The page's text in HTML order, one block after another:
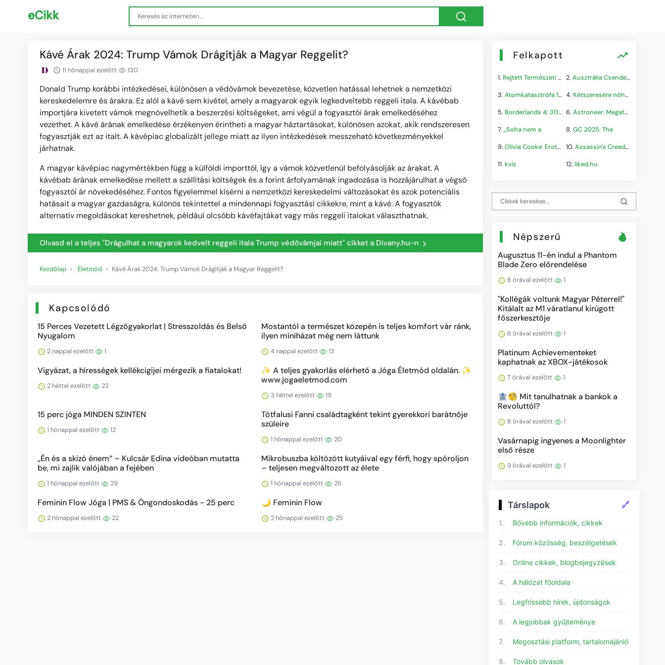
eCikk
Kávé Árak 2024: Trump Vámok Drágítják a Magyar Reggelit?
11 hónappal ezelőtt 130
Donald Trump korábbi intézkedései, különösen a védővámok bevezetése, közvetlen hatással lehetnek a nemzetközi
kereskedelemre és árakra. Ez alól a kávé sem kivétel, amely a magyarok egyik legkedveltebb reggeli itala. A kávébab
importjára kivetett vámok megnövelhetik a beszerzési költségeket, ami végül a fogyasztói árak emelkedéséhez
vezethet. A kávé árának emelkedése érzékenyen érintheti a magyar háztartásokat, különösen azokat, akik rendszeresen
fogyasztják ezt az italt. A kávépiac globalizált jellege miatt az ilyen intézkedések messzeható következményekkel
járhatnak.
A magyar kávépiac nagymértékben függ a külföldi importtól, így a vámok közvetlenül befolyásolják az árakat. A
kávébab árának emelkedése mellett a szállítási költségek és a forint árfolyamának ingadozása is hozzájárulhat a végső
fogyasztói ár növekedéséhez. Fontos figyelemmel kísérni a nemzetközi kereskedelmi változásokat és azok potenciális
hatásait a magyar gazdaságra, különös tekintettel a mindennapi fogyasztási cikkekre, mint a kávé. A fogyasztók
alternatív megoldásokat kereshetnek, például olcsóbb kávéfajtákat vagy más reggeli italokat választhatnak.
Olvasd el a teljes "Drágulhat a magyarok kedvelt reggeli itala Trump védővámjai miatt" cikket a Divany.hu-n
Kezdőlap Életmód Kávé Árak 2024: Trump Vámok Drágítják a Magyar Reggelit?
Kapcsolódó
15 Perces Vezetett Légzőgyakorlat | Stresszoldás és Belső
Nyugalom
2 nappal ezelőtt 1
Mostantól a természet közepén is teljes komfort vár ránk,
ilyen miniházat még nem láttunk
4 nappal ezelőtt 13
Vigyázat, a hírességek kellékcigijei mérgezik a fiatalokat!
2 héttel ezelőtt 23
✨ A teljes gyakorlás elérhető a Jóga Életmód oldalán. ✨
www.jogaeletmod.com
3 héttel ezelőtt 19
15 perc jóga MINDEN SZINTEN
1 hónappal ezelőtt 12
Tótfalusi Fanni családtagként tekint gyerekkori barátnője
szüleire
1 hónappal ezelőtt 20
„Én és a skizó énem” – Kulcsár Edina videóban mutatta
be, mi zajlik valójában a fejében
1 hónappal ezelőtt 29
Mikrobuszba költözött kutyáival egy férfi, hogy spóroljon
– teljesen megváltozott az élete
1 hónappal ezelőtt 26
Feminin Flow Jóga | PMS & Öngondoskodás - 25 perc
2 hónappal ezelőtt 22
🌙 Feminin Flow
2 hónappal ezelőtt 25
Felkapott
1. Rejtett Természeti Csoda 2. Ausztrália Csendes Összeomlása
3.Atomkatasztrófa 1985: A 4. Kétszeresére nőhet a
5. Borderlands 4: 300.000+ 6. Astroneer: Megatech DLC
7.„Soha nem a 8. GC 2025: The
9.Olivia Cooke: Erotikus 10. Assassin's Creed Shadows
11.kvíz 12. liked.hu
Népszerű
Augusztus 11-én indul a Phantom
Blade Zero előrendelése
8 órával ezelőtt 1
"Kollégák voltunk Magyar Péterrel!"
Kitálalt az M1 váratlanul kirúgott
főszerkesztője
6 órával ezelőtt 1
Platinum Achievementeket
kaphatnak az XBOX-játékosok
7 órával ezelőtt 1
🏦🧐 Mit tanulhatnak a bankok a
Revoluttól?
8 órával ezelőtt 1
Vasárnapig ingyenes a Moonlighter
első része
9 órával ezelőtt 1
Társlapok 🔗
1. Bővebb információk, cikkek
2. Fórum közösség, beszélgetések
3. Online cikkek, blogbejegyzések
4. A hálózat főoldala
5. Legfrissebb hírek, újdonságok
6. A legjobbak gyűjteménye
7. Megosztási platform, tartalomajánló
8. Tovább olvasok